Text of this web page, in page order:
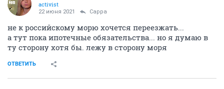
activist
22 июня 2021 Сарра
не к российскому морю хочется переезжать...
а тут пока ипотечные обязательства... но я думаю в
ту сторону хотя бы. лежу в сторону моря
ОТВЕТИТЬ